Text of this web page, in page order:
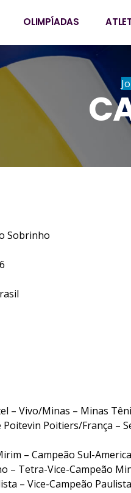
OLIMPÍADAS
Sobrinho
– Vivo/Minas – Minas
Poitiers/França –
– Campeão Sul-
– Tetra-Vice-Campeão
– Vice-Campeão Paulista